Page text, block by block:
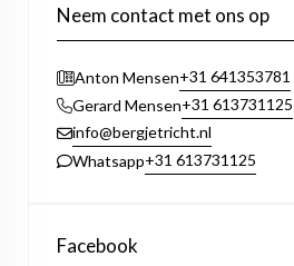
Neem contact met ons op
Anton Mensen+31 641353781
Gerard Mensen+31 613731125
info@bergjetricht.nl
Whatsapp+31 613731125
Facebook